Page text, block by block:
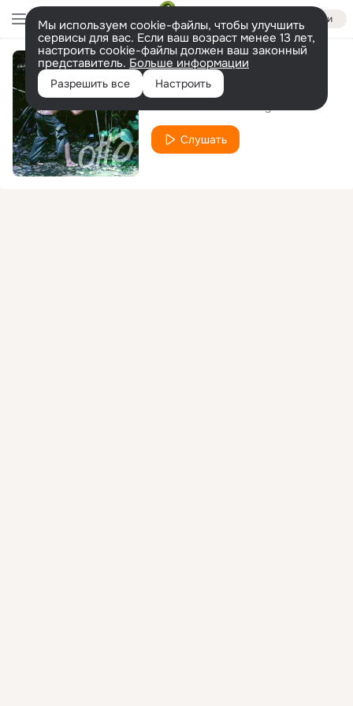
Войти
Мы используем cookie-файлы, чтобы улучшить
сервисы для вас. Если ваш возраст менее 13 лет,
настроить cookie-файлы должен ваш законный
представитель. Больше информации
Разрешить все Настроить
Lagrimas Negras
Слушать